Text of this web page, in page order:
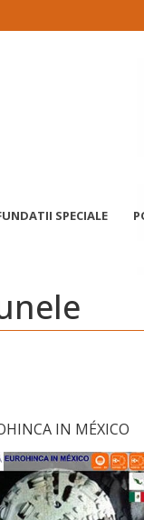
SPECIALE
IN MÉXICO